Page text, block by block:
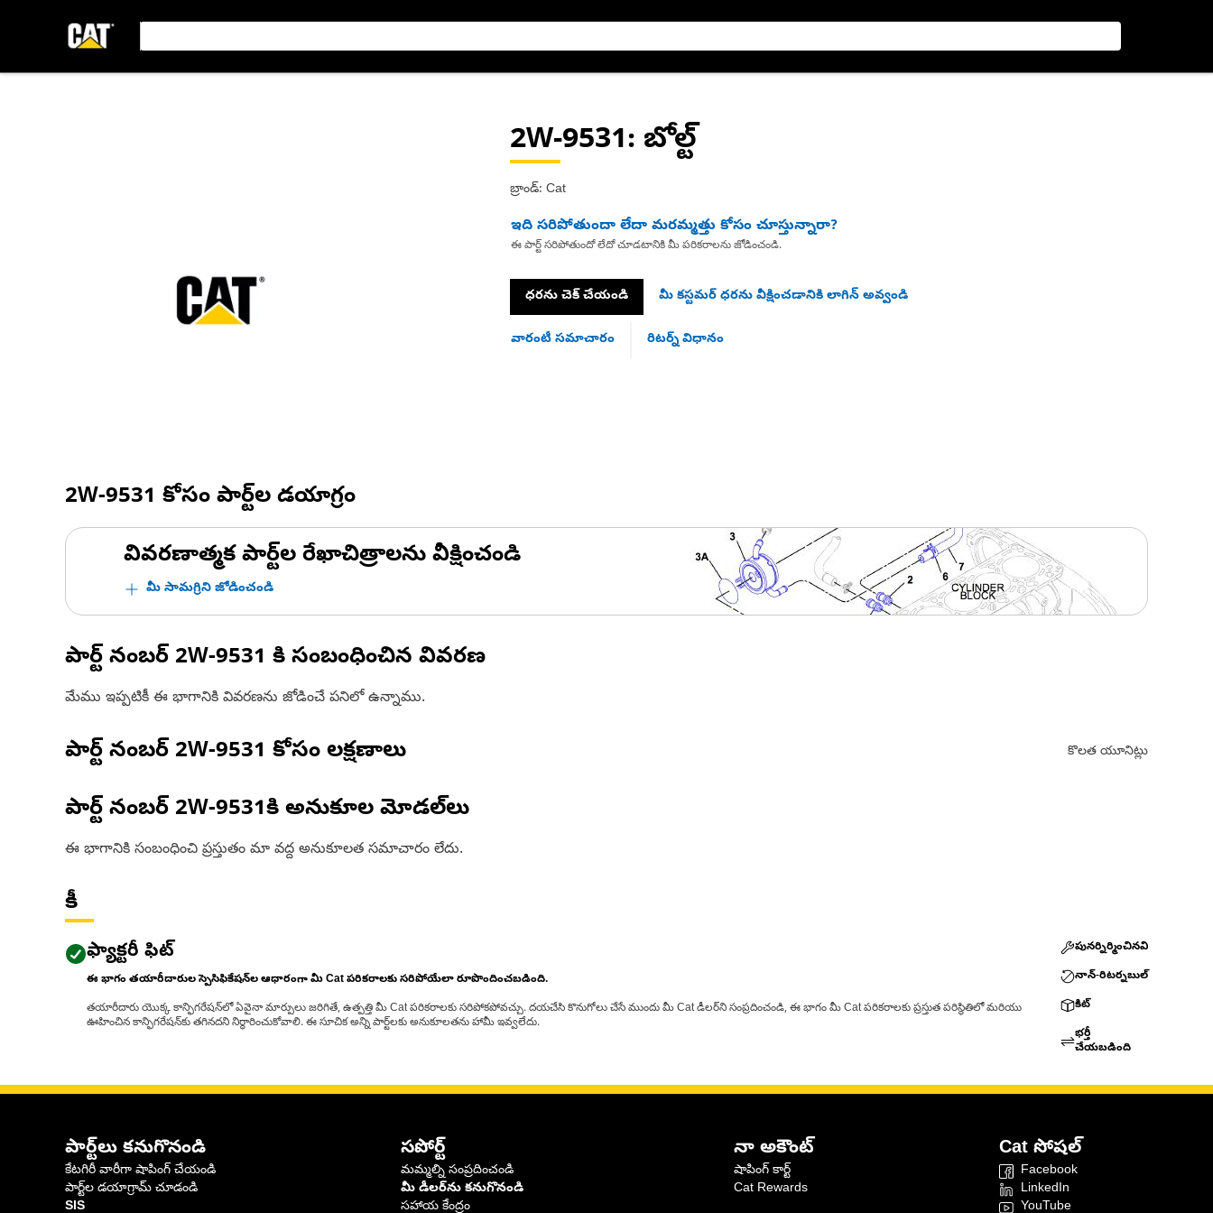
2W-9531: బోల్ట్
బ్రాండ్: Cat
ఇది సరిపోతుందా లేదా మరమ్మత్తు కోసం చూస్తున్నారా?
ఈ పార్ట్ సరిపోతుందో లేదో చూడటానికి మీ పరికరాలను జోడించండి.
ధరను చెక్ చేయండి మీ కస్టమర్ ధరను వీక్షించడానికి లాగిన్ అవ్వండి
వారంటీ సమాచారం రిటర్న్ విధానం
2W-9531 కోసం పార్ట్‌ల డయాగ్రం
వివరణాత్మక పార్ట్‌ల రేఖాచిత్రాలను వీక్షించండి
మీ సామగ్రిని జోడించండి
పార్ట్ నంబర్ 2W-9531 కి సంబంధించిన వివరణ
మేము ఇప్పటికీ ఈ భాగానికి వివరణను జోడించే పనిలో ఉన్నాము.
పార్ట్ నంబర్ 2W-9531 కోసం లక్షణాలు కొలత యూనిట్లు
పార్ట్ నంబర్ 2W-9531కి అనుకూల మోడల్‌లు
ఈ భాగానికి సంబంధించి ప్రస్తుతం మా వద్ద అనుకూలత సమాచారం లేదు.
కీ
ఫ్యాక్టరీ ఫిట్
ఈ భాగం తయారీదారుల స్పెసిఫికేషన్‌ల ఆధారంగా మీ Cat పరికరాలకు సరిపోయేలా రూపొందించబడింది.
తయారీదారు యొక్క కాన్ఫిగరేషన్‌లో ఏవైనా మార్పులు జరిగితే, ఉత్పత్తి మీ Cat పరికరాలకు సరిపోకపోవచ్చు. దయచేసి కొనుగోలు చేసే ముందు మీ Cat డీలర్‌ని సంప్రదించండి, ఈ భాగం మీ Cat పరికరాలకు ప్రస్తుత పరిస్థితిలో మరియు
ఊహించిన కాన్ఫిగరేషన్‌కు తగినదని నిర్ధారించుకోవాలి. ఈ సూచిక అన్ని పార్ట్‌లకు అనుకూలతను హామీ ఇవ్వలేదు.
పునర్నిర్మించినవి
నాన్-రిటర్నబుల్
కిట్
భర్తీ
చేయబడింది
పార్ట్‌లు కనుగొనండి
కేటగిరీ వారీగా షాపింగ్ చేయండి
పార్ట్‌ల డయాగ్రామ్ చూడండి
SIS
సపోర్ట్
మమ్మల్ని సంప్రదించండి
మీ డీలర్‌ను కనుగొనండి
సహాయ కేంద్రం
నా అకౌంట్
షాపింగ్ కార్ట్
Cat Rewards
Cat సోషల్
Facebook
LinkedIn
YouTube